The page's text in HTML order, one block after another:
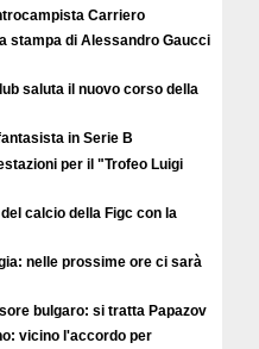
Carriero
stampa di Alessandro Gaucci
saluta il nuovo corso della
in Serie B
per il "Trofeo Luigi
calcio della Figc con la
nelle prossime ore ci sarà
bulgaro: si tratta Papazov
vicino l'accordo per